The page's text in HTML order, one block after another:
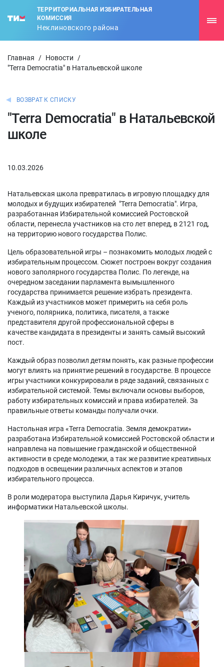
ТЕРРИТОРИАЛЬНАЯ ИЗБИРАТЕЛЬНАЯ
КОМИССИЯ
Неклиновского района
Главная / Новости
/
"Terra Democratia" в Натальевской школе
ВОЗВРАТ К СПИСКУ
"Terra Democratia" в Натальевской
школе
10.03.2026
Натальевская школа превратилась в игровую площадку для
молодых и будущих избирателей "Terra Democratia". Игра,
разработанная Избирательной комиссией Ростовской
области, перенесла участников на сто лет вперед, в 2121 год,
на территорию нового государства Полис.
Цель образовательной игры – познакомить молодых людей с
избирательным процессом. Сюжет построен вокруг создания
нового заполярного государства Полис. По легенде, на
очередном заседании парламента вымышленного
государства принимается решение избрать президента.
Каждый из участников может примерить на себя роль
ученого, полярника, политика, писателя, а также
представителя другой профессиональной сферы в
качестве кандидата в президенты и занять самый высокий
пост.
Каждый образ позволил детям понять, как разные профессии
могут влиять на принятие решений в государстве. В процессе
игры участники конкурировали в ряде заданий, связанных с
избирательной системой. Темы включали основы выборов,
работу избирательных комиссий и права избирателей. За
правильные ответы команды получали очки.
Настольная игра «Terra Democratia. Земля демократии»
разработана Избирательной комиссией Ростовской области и
направлена на повышение гражданской и общественной
активности в среде молодежи, а так же развитие креативных
подходов в освещении различных аспектов и этапов
избирательного процесса.
В роли модератора выступила Дарья Киричук, учитель
информатики Натальевской школы.